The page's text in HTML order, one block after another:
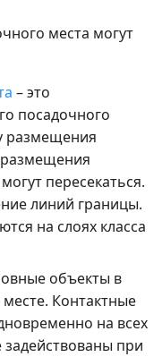
места могут
– это
посадочного
размещения
пересекаться.
линий границы.
на слоях класса
объекты в
Контактные
на всех
при